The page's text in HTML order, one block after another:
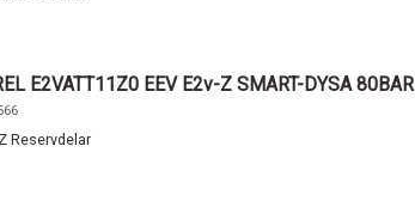
E2VATT11Z0 EEV E2v-Z SMART-DYSA 80BAR
Reservdelar